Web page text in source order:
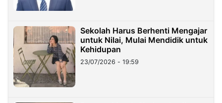
Sekolah Harus Berhenti Mengajar
untuk Nilai, Mulai Mendidik untuk
Kehidupan
23/07/2026 - 19:59